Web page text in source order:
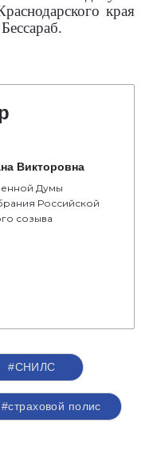
края
Викторовна
Думы
Российской
созыва
#СНИЛС
#страховой полис